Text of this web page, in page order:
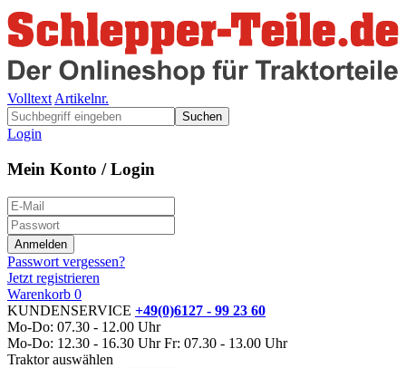
Volltext Artikelnr.
Suchen
Login
Mein Konto / Login
Passwort vergessen?
Jetzt registrieren
Warenkorb 0
KUNDENSERVICE +49(0)6127 - 99 23 60
Mo-Do: 07.30 - 12.00 Uhr
Mo-Do: 12.30 - 16.30 Uhr Fr: 07.30 - 13.00 Uhr
Traktor auswählen